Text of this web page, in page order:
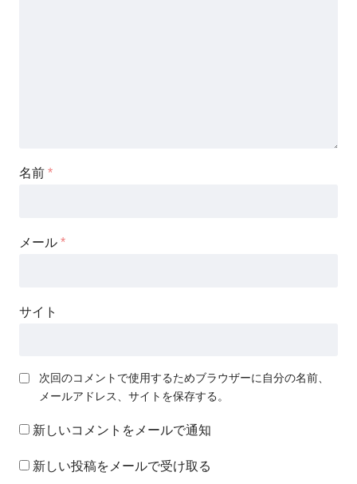
名前 *
メール *
サイト
次回のコメントで使用するためブラウザーに自分の名前、
メールアドレス、サイトを保存する。
新しいコメントをメールで通知
新しい投稿をメールで受け取る